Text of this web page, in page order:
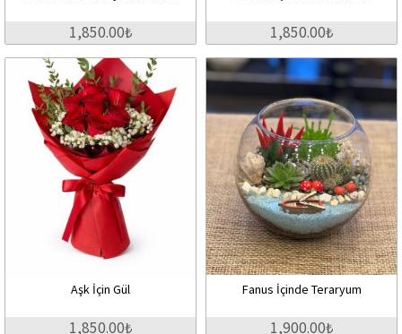
1,850.00₺ 1,850.00₺
Aşk İçin Gül
1,850.00₺
Fanus İçinde Teraryum
1,900.00₺